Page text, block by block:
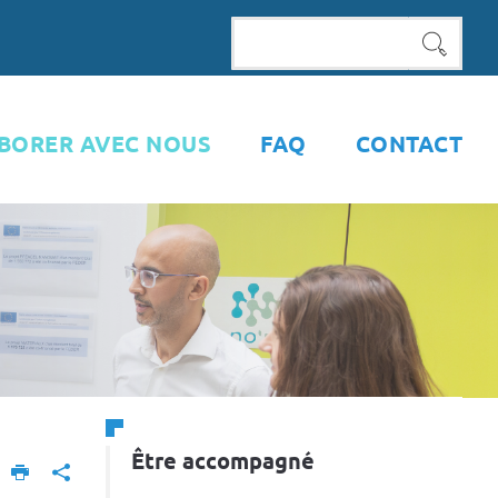
AVEC NOUS FAQ CONTACT
Être accompagné